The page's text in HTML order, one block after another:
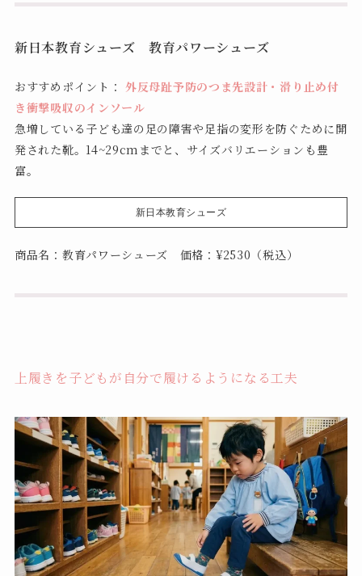
新日本教育シューズ 教育パワーシューズ
おすすめポイント： 外反母趾予防のつま先設計・滑り止め付
き衝撃吸収のインソール
急増している子ども達の足の障害や足指の変形を防ぐために開
発された靴。14~29cmまでと、サイズバリエーションも豊
富。
新日本教育シューズ
商品名：教育パワーシューズ 価格：¥2530（税込）
上履きを子どもが自分で履けるようになる工夫